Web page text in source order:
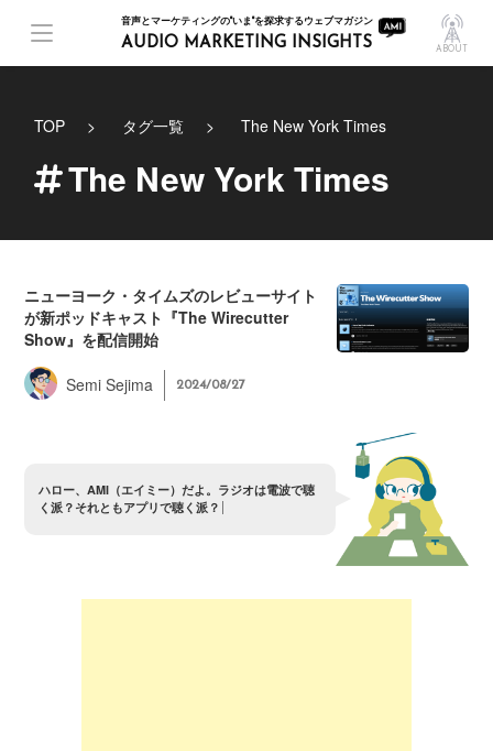
音声とマーケティングの"いま"を探求するウェブマガジン
AUDIO MARKETING INSIGHTS ABOUT
TOP タグ一覧 The New York Times
The New York Times
ニューヨーク・タイムズのレビューサイト
が新ポッドキャスト『The Wirecutter
Show』を配信開始
Semi Sejima 2024/08/27
ハロー、 AMI（エイ ミ ー） だよ 。 ラジオは電波で聴
く 派？ それと もアプリで聴く 派？